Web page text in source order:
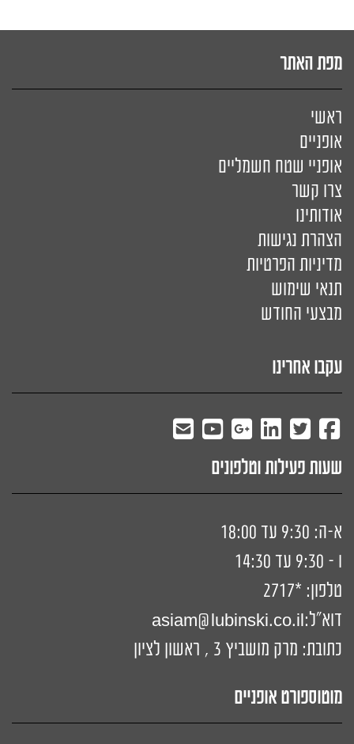
מפת האתר
ראשי
אופניים
אופניי שטח חשמליים
צרו קשר
אודותינו
הצהרת נגישות
מדיניות הפרטיות
תנאי שימוש
מבצעי החודש
עקבו אחרינו
שעות פעילות וטלפונים
א-ה: 9:30 עד 18:00
ו - 9:30 עד 14:30
טלפון: *2717
דוא"ל:
asiam@lubinski.co.il
כתובת: מרק מושביץ 3 , ראשון לציון
מוטוספורט אופניים